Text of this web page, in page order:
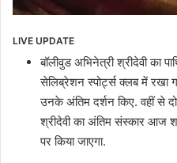
LIVE UPDATE
बॉलीवुड अभिनेत्री श्रीदेवी का
सेलिब्रेशन स्पोर्ट्स क्लब में रखा
उनके अंतिम दर्शन किए. वहीं से
श्रीदेवी का अंतिम संस्कार आज
पर किया जाएगा.